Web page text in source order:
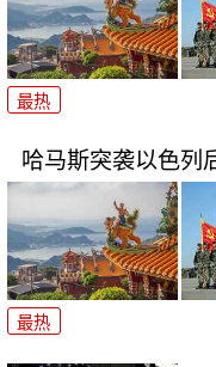
最热
哈马斯突袭以色列
最热